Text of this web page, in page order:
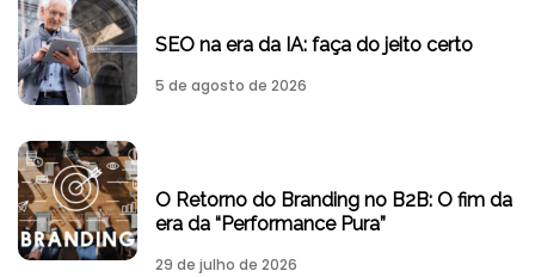
SEO na era da IA: faça do jeito certo
5 de agosto de 2026
O Retorno do Branding no B2B: O fim da
era da “Performance Pura”
29 de julho de 2026